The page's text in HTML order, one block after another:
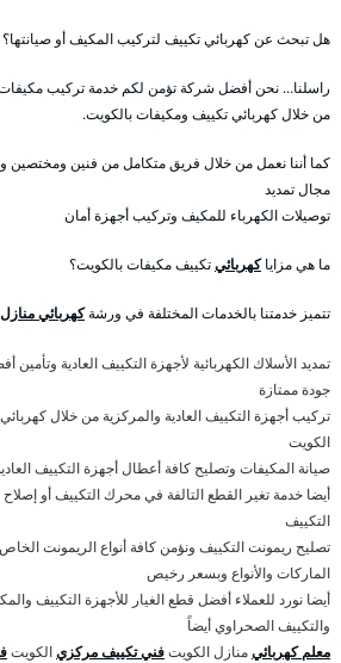
هل تبحث عن كهربائي تكييف لتركيب المكيف أو صيانتها؟
راسلنا… نحن أفضل شركة تؤمن لكم خدمة تركيب
من خلال كهربائي تكييف ومكيفات بالكويت.
كما أننا نعمل من خلال فريق متكامل من فنين ومختصين
مجال تمديد
توصيلات الكهرباء للمكيف وتركيب أجهزة أمان
ما هي مزاياكهربائيتكييف مكيفات بالكويت؟
تتميز خدمتنا بالخدمات المختلفة في ورشةكهربائي
تمديد الأسلاك الكهربائية لأجهزة التكييف العادية وتأمين
جودة ممتازة
تركيب أجهزة التكييف العادية والمركزية من خلال
الكويت
صيانة المكيفات وتصليح كافة أعطال أجهزة التكييف
أيضا خدمة تغير القطع التالفة في محرك التكييف أو
التكييف
تصليح ريمونت التكييف ونؤمن كافة أنواع الريمونت
الماركات والأنواع وبسعر رخيص
أيضا نورد للعملاء أفضل قطع الغيار للأجهزة التكييف
والتكييف الصحراوي أيضاً
معلم كهربائيمنازل الكويتفني تكييف مركزيالكويت